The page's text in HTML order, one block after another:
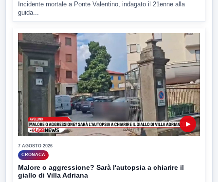
Incidente mortale a Ponte Valentino, indagato il 21enne alla
guida...
▶
7 AGOSTO 2026
CRONACA
Malore o aggressione? Sarà l'autopsia a chiarire il
giallo di Villa Adriana